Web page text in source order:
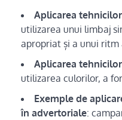
Aplicarea
utilizarea unui limbaj
apropriat și a unui ritm
Aplicarea
utilizarea culorilor, a
Exemple de
în advertoriale: